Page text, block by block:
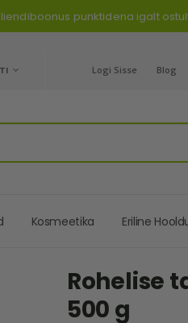
punktidena igalt
Logi Sisse Blog
Kosmeetika Eriline
Rohelise
500 g